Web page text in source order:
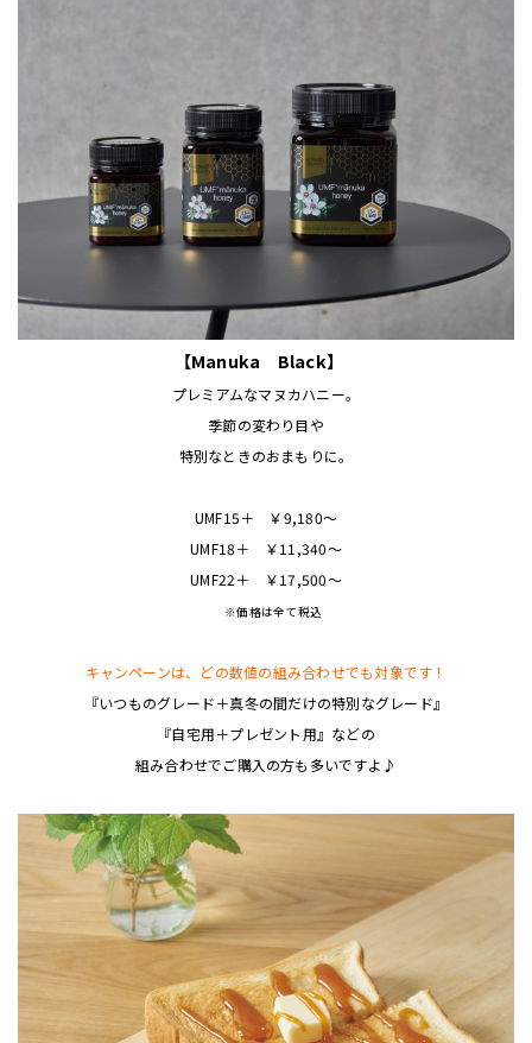
【Manuka Black】
プレミアムなマヌカハニー。
季節の変わり目や
特別なときのおまもりに。
UMF15＋ ￥9,180～
UMF18＋ ￥11,340～
UMF22＋ ￥17,500～
※価格は全て税込
キャンペーンは、どの数値の組み合わせでも対象です！
『いつものグレード＋真冬の間だけの特別なグレード』
『自宅用＋プレゼント用』などの
組み合わせでご購入の方も多いですよ♪